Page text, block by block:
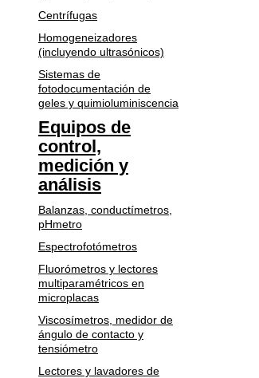
Centrífugas
Homogeneizadores
(incluyendo ultrasónicos)
Sistemas de
fotodocumentación de
geles y quimioluminiscencia
Equipos de
control,
medición y
análisis
Balanzas, conductímetros,
pHmetro
Espectrofotómetros
Fluorómetros y lectores
multiparamétricos en
microplacas
Viscosímetros, medidor de
ángulo de contacto y
tensiómetro
Lectores y lavadores de